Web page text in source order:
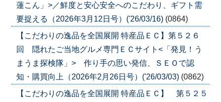
蓮こん」>／鮮度と安心安全へのこだわり、ギフト需
要捉える（2026年3月12日号）('26/03/16) (0864)
【こだわりの逸品を全国展開 特産品ＥＣ】第５２６
回 隠れたご当地グルメ専門ＥＣサイト<「発見！う
まうま探検隊」> 作り手の思い発信、ＳＥＯで認
知・購買向上（2026年2月26日号）('26/03/03) (0862)
【こだわりの逸品を全国展開 特産品ＥＣ】 第５２５